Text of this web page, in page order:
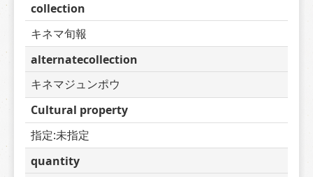
collection
キネマ旬報
alternatecollection
キネマジュンポウ
Cultural property
指定:未指定
quantity